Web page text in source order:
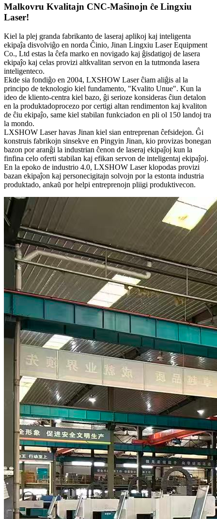
Malkovru Kvalitajn CNC-Maŝinojn ĉe Lingxiu
Laser!
Kiel la plej granda fabrikanto de laseraj aplikoj kaj inteligenta
ekipaĵa disvolviĝo en norda Ĉinio, Jinan Lingxiu Laser Equipment
Co., Ltd estas la ĉefa marko en novigado kaj ĝisdatigoj de lasera
ekipaĵo kaj celas provizi altkvalitan servon en la tutmonda lasera
inteligenteco.
Ekde sia fondiĝo en 2004, LXSHOW Laser ĉiam aliĝis al la
principo de teknologio kiel fundamento, "Kvalito Unue". Kun la
ideo de kliento-centra kiel bazo, ĝi serioze konsideras ĉiun detalon
en la produktadoprocezo por certigi altan rendimenton kaj kvaliton
de ĉiu ekipaĵo, same kiel stabilan funkciadon en pli ol 150 landoj tra
la mondo.
LXSHOW Laser havas Jinan kiel sian entreprenan ĉefsidejon. Ĝi
konstruis fabrikojn sinsekve en Pingyin Jinan, kio provizas bonegan
bazon por aranĝi la industrian ĉenon de laseraj ekipaĵoj kun la
finfina celo oferti stabilan kaj efikan servon de inteligentaj ekipaĵoj.
En la epoko de industrio 4.0, LXSHOW Laser klopodas provizi
bazan ekipaĵon kaj personecigitajn solvojn por la estonta industria
produktado, ankaŭ por helpi entreprenojn pliigi produktivecon.